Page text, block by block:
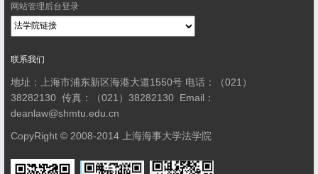
网站管理后台登录
联系我们
地址：上海市浦东新区海港大道1550号 电话：（021）
38282130 传真：（021）38282130 Email：
deanlaw@shmtu.edu.cn
CopyRight © 2008-2014 上海海事大学法学院